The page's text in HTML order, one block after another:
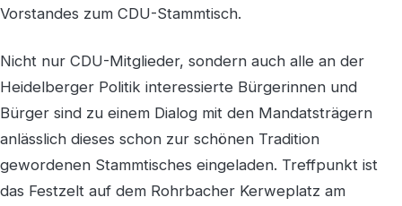
Vorstandes zum CDU-Stammtisch.
Nicht nur CDU-Mitglieder, sondern auch alle an der
Heidelberger Politik interessierte Bürgerinnen und
Bürger sind zu einem Dialog mit den Mandatsträgern
anlässlich dieses schon zur schönen Tradition
gewordenen Stammtisches eingeladen. Treffpunkt ist
das Festzelt auf dem Rohrbacher Kerweplatz am